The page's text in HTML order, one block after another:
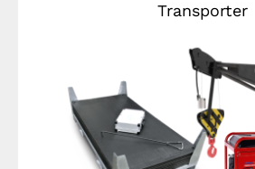
Transporter